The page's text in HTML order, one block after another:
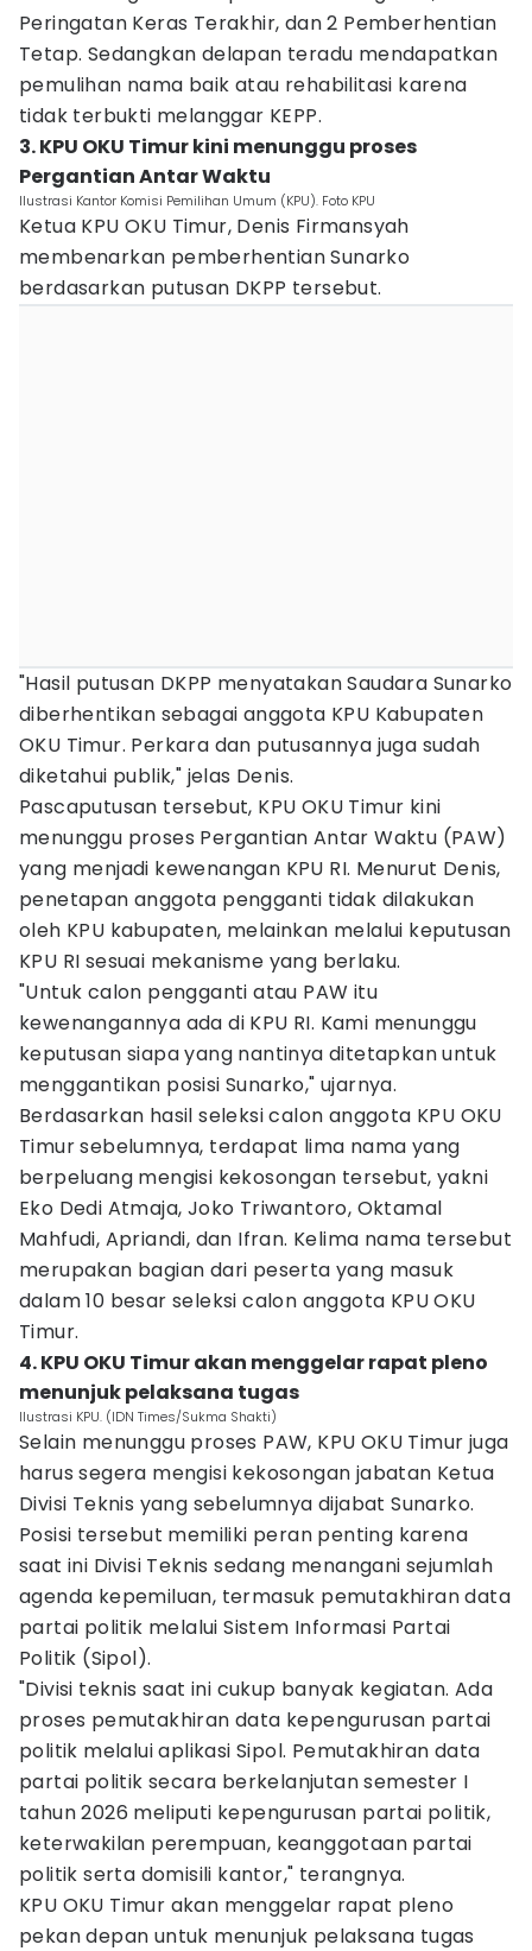
Peringatan Keras Terakhir, dan 2 Pemberhentian
Tetap. Sedangkan delapan teradu mendapatkan
pemulihan nama baik atau rehabilitasi karena
tidak terbukti melanggar KEPP.
3. KPU OKU Timur kini menunggu proses
Pergantian Antar Waktu
Ilustrasi Kantor Komisi Pemilihan Umum (KPU). Foto KPU
Ketua KPU OKU Timur, Denis Firmansyah
membenarkan pemberhentian Sunarko
berdasarkan putusan DKPP tersebut.
"Hasil putusan DKPP menyatakan Saudara Sunarko
diberhentikan sebagai anggota KPU Kabupaten
OKU Timur. Perkara dan putusannya juga sudah
diketahui publik," jelas Denis.
Pascaputusan tersebut, KPU OKU Timur kini
menunggu proses Pergantian Antar Waktu (PAW)
yang menjadi kewenangan KPU RI. Menurut Denis,
penetapan anggota pengganti tidak dilakukan
oleh KPU kabupaten, melainkan melalui keputusan
KPU RI sesuai mekanisme yang berlaku.
"Untuk calon pengganti atau PAW itu
kewenangannya ada di KPU RI. Kami menunggu
keputusan siapa yang nantinya ditetapkan untuk
menggantikan posisi Sunarko," ujarnya.
Berdasarkan hasil seleksi calon anggota KPU OKU
Timur sebelumnya, terdapat lima nama yang
berpeluang mengisi kekosongan tersebut, yakni
Eko Dedi Atmaja, Joko Triwantoro, Oktamal
Mahfudi, Apriandi, dan Ifran. Kelima nama tersebut
merupakan bagian dari peserta yang masuk
dalam 10 besar seleksi calon anggota KPU OKU
Timur.
4. KPU OKU Timur akan menggelar rapat pleno
menunjuk pelaksana tugas
Ilustrasi KPU. (IDN Times/Sukma Shakti)
Selain menunggu proses PAW, KPU OKU Timur juga
harus segera mengisi kekosongan jabatan Ketua
Divisi Teknis yang sebelumnya dijabat Sunarko.
Posisi tersebut memiliki peran penting karena
saat ini Divisi Teknis sedang menangani sejumlah
agenda kepemiluan, termasuk pemutakhiran data
partai politik melalui Sistem Informasi Partai
Politik (Sipol).
"Divisi teknis saat ini cukup banyak kegiatan. Ada
proses pemutakhiran data kepengurusan partai
politik melalui aplikasi Sipol. Pemutakhiran data
partai politik secara berkelanjutan semester I
tahun 2026 meliputi kepengurusan partai politik,
keterwakilan perempuan, keanggotaan partai
politik serta domisili kantor," terangnya.
KPU OKU Timur akan menggelar rapat pleno
pekan depan untuk menunjuk pelaksana tugas